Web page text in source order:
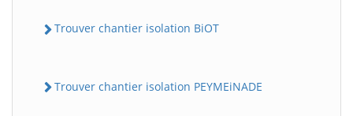
Trouver chantier isolation BiOT
Trouver chantier isolation PEYMEiNADE